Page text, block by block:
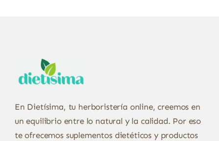
En Dietísima, tu herboristería online, creemos en
un equilibrio entre lo natural y la calidad. Por eso
te ofrecemos suplementos dietéticos y productos